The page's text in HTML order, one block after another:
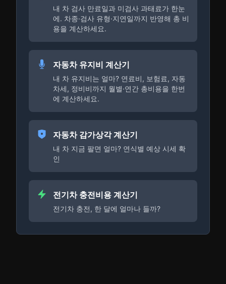
내 차 검사 만료일과 미검사 과태료가 한눈
에. 차종·검사 유형·지연일까지 반영해 총 비
용을 계산하세요.
자동차 유지비 계산기
내 차 유지비는 얼마? 연료비, 보험료, 자동
차세, 정비비까지 월별·연간 총비용을 한번
에 계산하세요.
자동차 감가상각 계산기
내 차 지금 팔면 얼마? 연식별 예상 시세 확
인
전기차 충전비용 계산기
전기차 충전, 한 달에 얼마나 들까?